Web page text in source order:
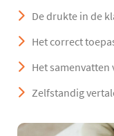
De drukte in de
Het correct
Het samenvatten
Zelfstandig